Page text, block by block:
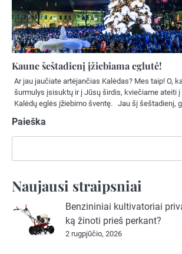
Kaune šeštadienį įžiebiama eglutė!
Ar jau jaučiate artėjančias Kalėdas? Mes taip! O,
šurmulys įsisuktų ir į Jūsų širdis, kviečiame ateiti į
Kalėdų eglės įžiebimo šventę. Jau šį šeštadienį,
Paieška
Naujausi straipsniai
Benzininiai kultivatoriai
ką žinoti prieš perkant?
2 rugpjūčio, 2026